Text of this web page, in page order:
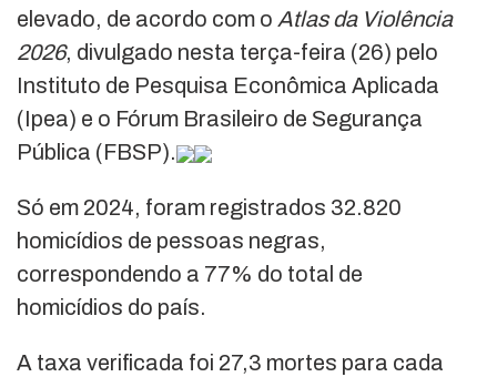
elevado, de acordo com o Atlas da Violência
2026, divulgado nesta terça-feira (26) pelo
Instituto de Pesquisa Econômica Aplicada
(Ipea) e o Fórum Brasileiro de Segurança
Pública (FBSP).
Só em 2024, foram registrados 32.820
homicídios de pessoas negras,
correspondendo a 77% do total de
homicídios do país.
A taxa verificada foi 27,3 mortes para cada